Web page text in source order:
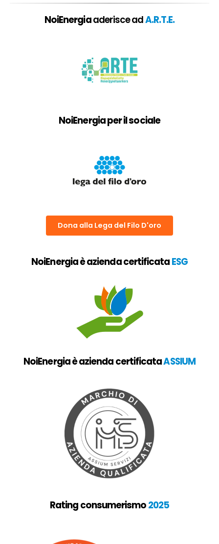
NoiEnergiaaderisce adA.R.T.E.
NoiEnergia per il sociale
Dona alla Lega del Filo D'oro
NoiEnergia è azienda certificata ESG
NoiEnergia è azienda certificataASSIUM
Rating consumerismo 2025